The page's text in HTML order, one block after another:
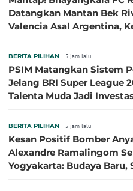
Datangkan Mantan Bek
Valencia Asal Argentina, Kevin Leonel
BERITA PILIHAN 5 jam lalu
PSIM Matangkan Sistem
Jelang BRI Super League
Talenta Muda Jadi
BERITA PILIHAN 5 jam lalu
Kesan Positif Bomber
Alexandre Ramalingom
Yogyakarta: Budaya Baru,